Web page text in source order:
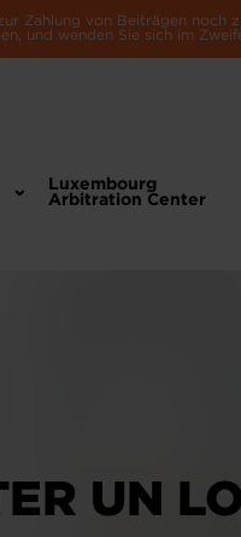
Zahlung von Beiträgen
und wenden Sie sich im
Luxembourg
Arbitration Center
UN